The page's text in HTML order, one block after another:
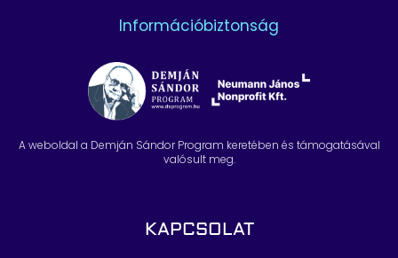
Információbiztonság
A weboldal a Demján Sándor Program keretében és támogatásával
valósult meg.
KAPCSOLAT